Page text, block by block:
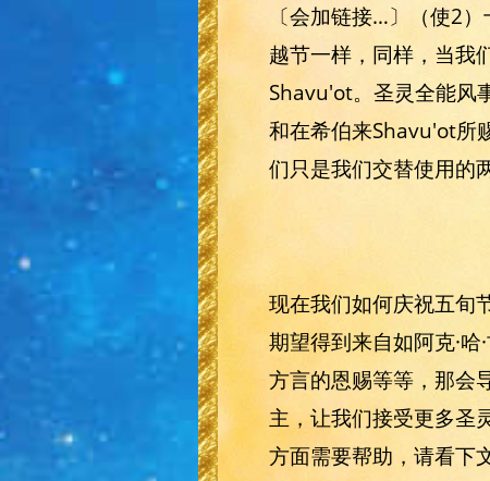
〔会加链接…〕（使2
越节一样，同样，当我
Shavu'ot。圣灵全能风
和在希伯来Shavu'ot所
们只是我们交替使用的
现在我们如何庆祝五旬
期望得到来自如阿克·
方言的恩赐等等，那会
主，让我们接受更多圣
方面需要帮助，请看下